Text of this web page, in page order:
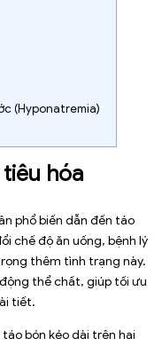
(Hyponatremia)
hóa
phổ biến dẫn đến táo
chế độ ăn uống, bệnh lý
thêm tình trạng này.
thể chất, giúp tối ưu
tiết.
bón kéo dài trên hai